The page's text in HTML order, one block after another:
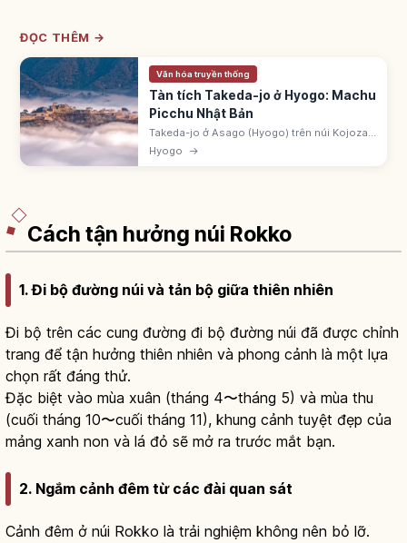
ĐỌC THÊM →
Văn hóa truyền thống
Tàn tích Takeda-jo ở Hyogo: Machu
Picchu Nhật Bản
Takeda-jo ở Asago (Hyogo) trên núi Kojozan
353,7m, gọi 'Machu Picchu Nhật Bản'.
Yamana Sozen xây ~1443. Biển mây tháng
Hyogo →
Cách tận hưởng núi Rokko
1. Đi bộ đường núi và tản bộ giữa thiên nhiên
Đi bộ trên các cung đường đi bộ đường núi đã được chỉnh
trang để tận hưởng thiên nhiên và phong cảnh là một lựa
chọn rất đáng thử.
Đặc biệt vào mùa xuân (tháng 4〜tháng 5) và mùa thu
(cuối tháng 10〜cuối tháng 11), khung cảnh tuyệt đẹp của
mảng xanh non và lá đỏ sẽ mở ra trước mắt bạn.
2. Ngắm cảnh đêm từ các đài quan sát
Cảnh đêm ở núi Rokko là trải nghiệm không nên bỏ lỡ.